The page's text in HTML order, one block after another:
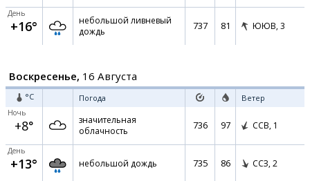
День
+16°
небольшой ливневый
дождь
737 81 ЮЮВ, 3
Воскресенье, 16 Августа
°C Погода Ветер
Ночь
+8°
значительная
облачность
736 97 ССВ, 1
День
+13° небольшой дождь 735 86 ССЗ, 2